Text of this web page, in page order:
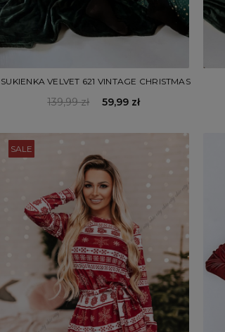
SUKIENKA VELVET 621 VINTAGE CHRISTMAS
139,99 zł 59,99 zł
SALE